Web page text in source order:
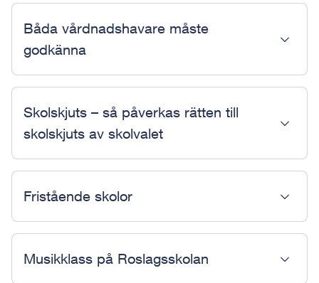
Båda vårdnadshavare måste
godkänna
Skolskjuts – så påverkas rätten till
skolskjuts av skolvalet
Fristående skolor
Musikklass på Roslagsskolan